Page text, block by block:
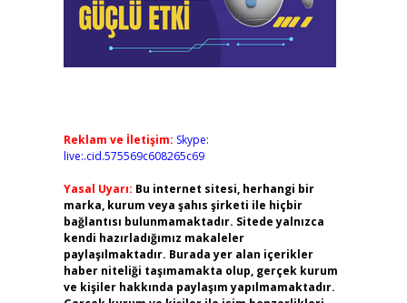
Reklam ve İletişim: Skype:
live:.cid.575569c608265c69
Yasal Uyarı: Bu internet sitesi, herhangi bir
marka, kurum veya şahıs şirketi ile hiçbir
bağlantısı bulunmamaktadır. Sitede yalnızca
kendi hazırladığımız makaleler
paylaşılmaktadır. Burada yer alan içerikler
haber niteliği taşımamakta olup, gerçek kurum
ve kişiler hakkında paylaşım yapılmamaktadır.